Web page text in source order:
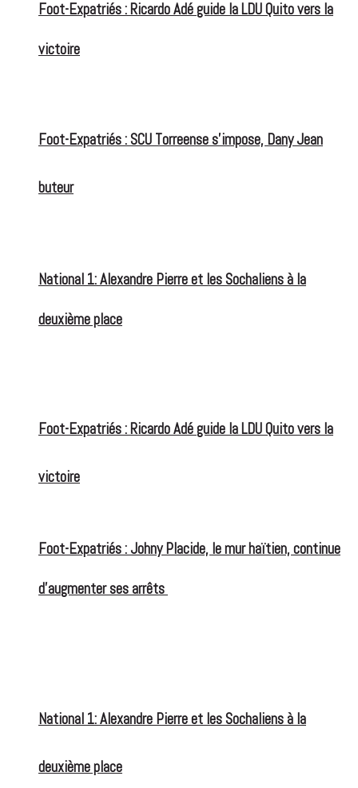
Foot-Expatriés : SCU Torreense s’impose, Dany Jean
buteur
Foot-Expatriés : Ricardo Adé guide la LDU Quito vers la
victoire
National 1: Alexandre Pierre et les Sochaliens à la
deuxième place
Foot-Expatriés : Ricardo Adé guide la LDU Quito vers la
victoire
National 1: Alexandre Pierre et les Sochaliens à la
deuxième place
Foot-Expatriés : Johny Placide, le mur haïtien, continue
d’augmenter ses arrêts